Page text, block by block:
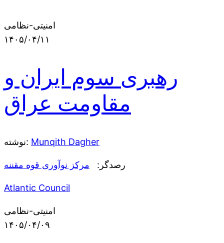
امنیتی-نظامی
۱۴۰۵/۰۴/۱۱
رهبری سوم ایران و
مقاومت عراق
نوشته: Munqith Dagher
رصدگر: مرکز نوآوری قوه مقننه
Atlantic Council
امنیتی-نظامی
۱۴۰۵/۰۴/۰۹